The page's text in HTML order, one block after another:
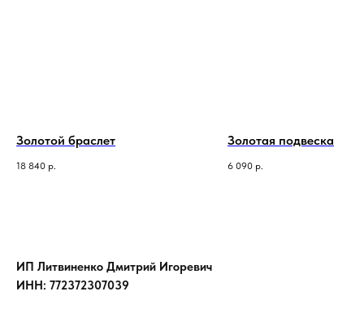
Золотой браслет
18 840 р.
Золотая подвеска
6 090 р.
ИП Литвиненко Дмитрий Игоревич
ИНН: 772372307039